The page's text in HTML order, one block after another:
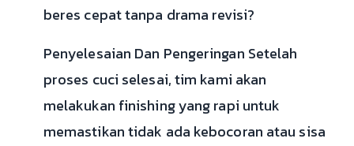
beres cepat tanpa drama revisi?
Penyelesaian Dan Pengeringan Setelah
proses cuci selesai, tim kami akan
melakukan finishing yang rapi untuk
memastikan tidak ada kebocoran atau sisa